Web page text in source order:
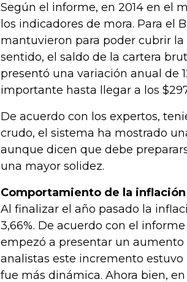
Según el informe, en 2014 en el
los indicadores de mora. Para el
mantuvieron para poder cubrir
sentido, el saldo de la cartera
presentó una variación anual de
importante hasta llegar a los
De acuerdo con los expertos,
crudo, el sistema ha mostrado
aunque dicen que debe
una mayor solidez.
Comportamiento de la
Al finalizar el año pasado la
3,66%. De acuerdo con el
empezó a presentar un aumento
analistas este incremento
fue más dinámica. Ahora bien,